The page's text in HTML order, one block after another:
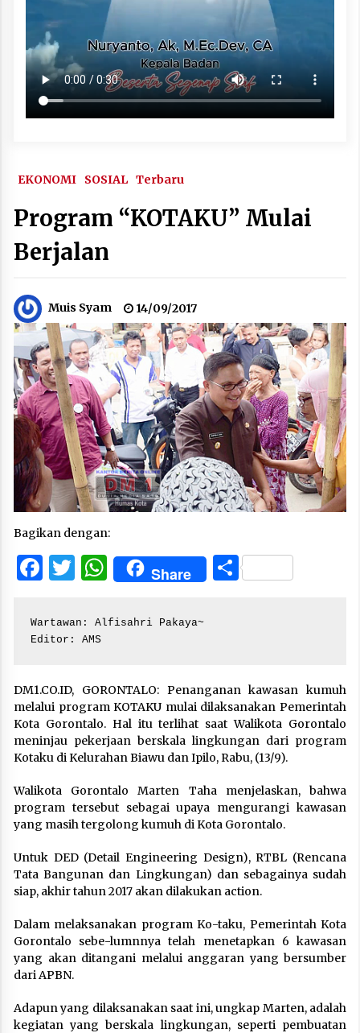
EKONOMI SOSIAL Terbaru
Program “KOTAKU” Mulai
Berjalan
Muis Syam 14/09/2017
Bagikan dengan:
Facebook
Twitter
WhatsApp
Share Share
Wartawan: Alfisahri Pakaya~
Editor: AMS
DM1.CO.ID, GORONTALO: Penanganan kawasan kumuh
melalui program KOTAKU mulai dilaksanakan Pemerintah
Kota Gorontalo. Hal itu terlihat saat Walikota Gorontalo
meninjau pekerjaan berskala lingkungan dari program
Kotaku di Kelurahan Biawu dan Ipilo, Rabu, (13/9).
Walikota Gorontalo Marten Taha menjelaskan, bahwa
program tersebut sebagai upaya mengurangi kawasan
yang masih tergolong kumuh di Kota Gorontalo.
Untuk DED (Detail Engineering Design), RTBL (Rencana
Tata Bangunan dan Lingkungan) dan sebagainya sudah
siap, akhir tahun 2017 akan dilakukan action.
Dalam melaksanakan program Ko-taku, Pemerintah Kota
Gorontalo sebe-lumnnya telah menetapkan 6 kawasan
yang akan ditangani melalui anggaran yang bersumber
dari APBN.
Adapun yang dilaksanakan saat ini, ungkap Marten, adalah
kegiatan yang berskala lingkungan, seperti pembuatan